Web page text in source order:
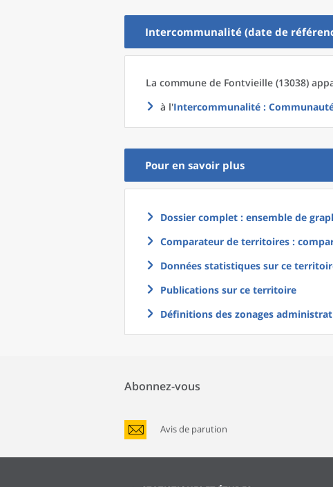
Intercommunalité (date de
La commune de Fontvieille (13038)
à l'Intercommunalité :
Pour en savoir plus
Dossier complet : ensemble de
Comparateur de territoires :
Données statistiques sur ce
Publications sur ce territoire
Définitions des zonages
Abonnez-vous
Avis de parution